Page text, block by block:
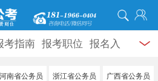
考指南 报考职位 报名入
面试公告 录用公示 辅导
河南省公务员 浙江省公务员 广西省公务员